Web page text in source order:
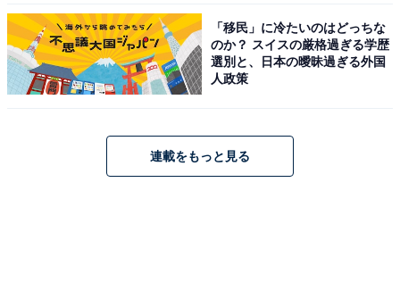
「移民」に冷たいのはどっちな
のか？ スイスの厳格過ぎる学歴
選別と、日本の曖昧過ぎる外国
人政策
連載をもっと見る